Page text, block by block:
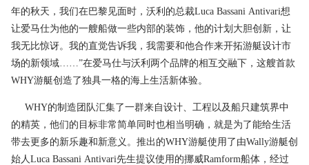
年的秋天，我们在巴黎见面时，沃利的总裁Luca Bassani Antivari想
让爱马仕为他的一艘船做一些内部的装饰，他的计划大胆创新，让
我无比惊讶。我的直觉告诉我，我需要和他合作来开拓游艇设计市
场的新领域……”在爱马仕与沃利两个品牌的相互交融下，这艘首款
WHY游艇创造了独具一格的海上生活新体验。
WHY的制造团队汇集了一群来自设计、工程以及船只建筑界中
的精英，他们的目标非常简单同时也相当明确，就是为了能给生活
带去更多的新乐趣和新意义。推出的WHY游艇使用了由Wally游艇创
始人Luca Bassani Antivari先生提议使用的挪威Ramform船体，经过